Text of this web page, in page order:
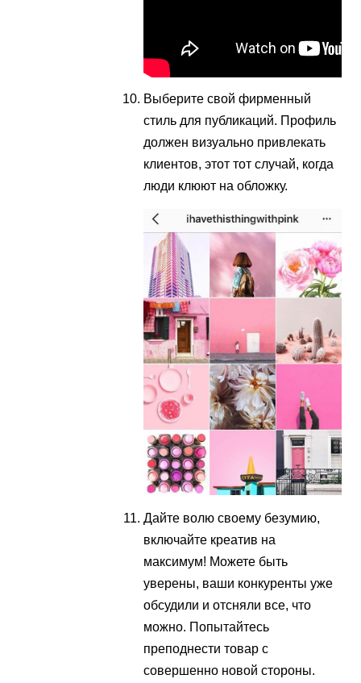
Выберите свой фирменный
стиль для публикаций. Профиль
должен визуально привлекать
клиентов, этот тот случай, когда
люди клюют на обложку.
Дайте волю своему безумию,
включайте креатив на
максимум! Можете быть
уверены, ваши конкуренты уже
обсудили и отсняли все, что
можно. Попытайтесь
преподнести товар с
совершенно новой стороны.